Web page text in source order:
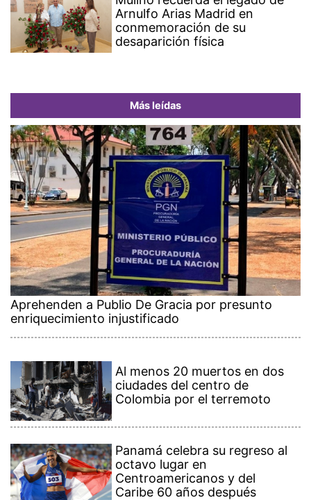
Arnulfo Arias Madrid en
conmemoración de su
desaparición física
Más leídas
Aprehenden a Publio De Gracia por presunto
enriquecimiento injustificado
Al menos 20 muertos en dos
ciudades del centro de
Colombia por el terremoto
Panamá celebra su regreso al
octavo lugar en
Centroamericanos y del
Caribe 60 años después